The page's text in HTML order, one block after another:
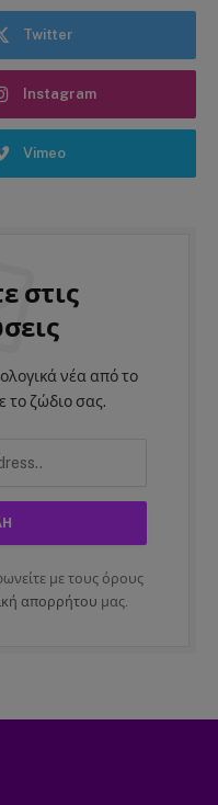
Twitter
Instagram
Vimeo
στις
νέα από το
το ζώδιο σας.
με τους όρους
απορρήτου μας.